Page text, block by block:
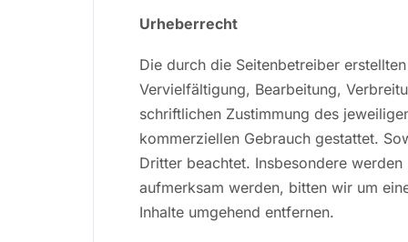
Urheberrecht
Die durch die Seitenbetreiber
Vervielfältigung, Bearbeitung,
schriftlichen Zustimmung des
kommerziellen Gebrauch gestattet.
Dritter beachtet. Insbesondere
aufmerksam werden, bitten wir um
Inhalte umgehend entfernen.